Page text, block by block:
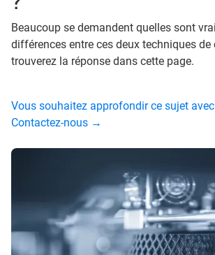
Beaucoup se demandent quelles sont
différences entre ces deux techniques de
trouverez la réponse dans cette page.
Vous souhaitez approfondir ce sujet
Contactez-nous →